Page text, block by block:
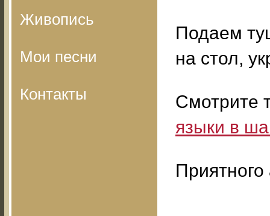
Живопись
Мои песни
Контакты
Подаем
на стол,
Смотрите
языки в
Приятного